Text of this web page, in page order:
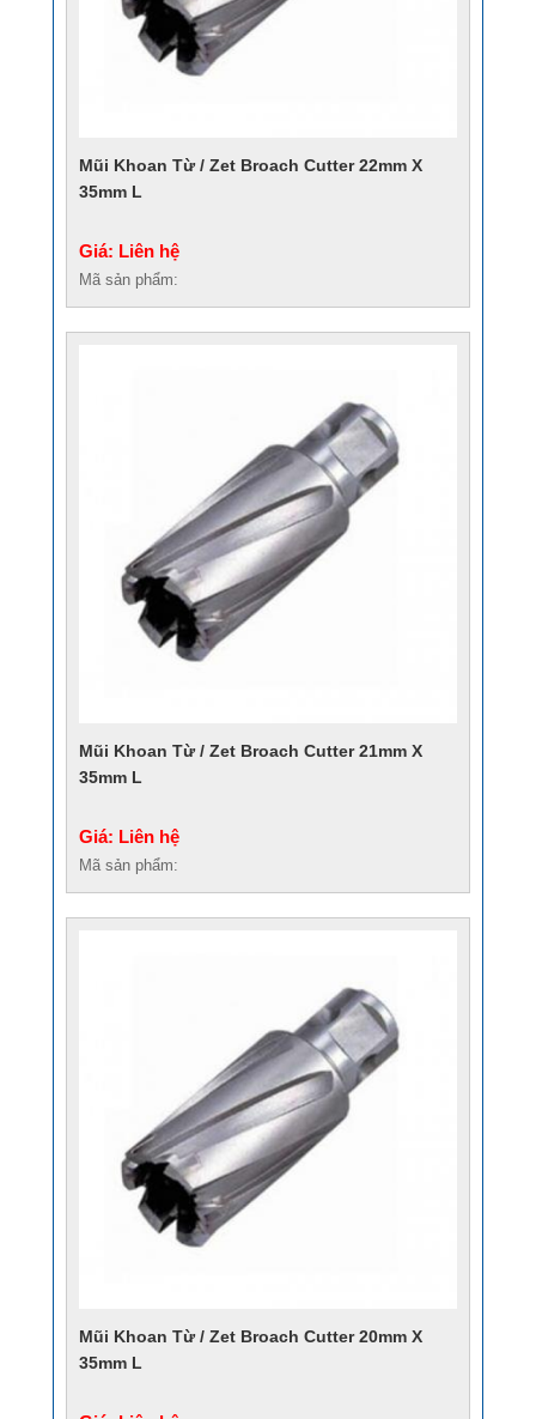
Mũi Khoan Từ / Zet Broach Cutter 22mm X
35mm L
Giá: Liên hệ
Mã sản phẩm:
Mũi Khoan Từ / Zet Broach Cutter 21mm X
35mm L
Giá: Liên hệ
Mã sản phẩm:
Mũi Khoan Từ / Zet Broach Cutter 20mm X
35mm L